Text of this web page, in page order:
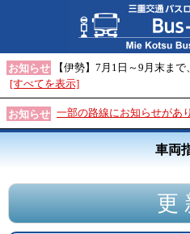
お知らせ
【伊勢】7月1日～9月末ま
[すべてを表示]
お知らせ 一部の路線にお知らせがあ
車両